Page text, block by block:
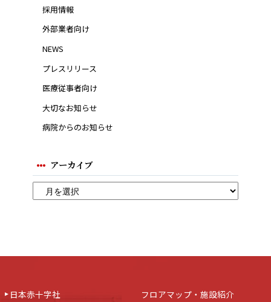
採用情報
外部業者向け
NEWS
プレスリリース
医療従事者向け
大切なお知らせ
病院からのお知らせ
アーカイブ
日本赤十字社 フロアマップ・施設紹介